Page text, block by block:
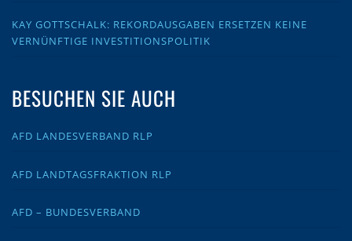
KAY GOTTSCHALK: REKORDAUSGABEN ERSETZEN KEINE
VERNÜNFTIGE INVESTITIONSPOLITIK
BESUCHEN SIE AUCH
AFD LANDESVERBAND RLP
AFD LANDTAGSFRAKTION RLP
AFD – BUNDESVERBAND